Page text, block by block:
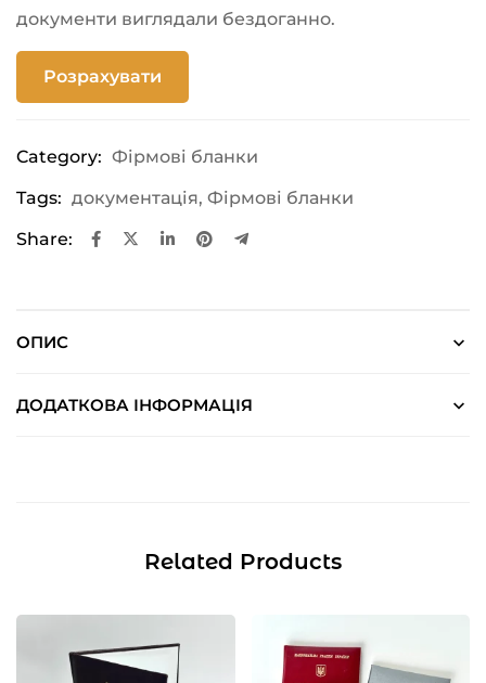
документи виглядали бездоганно.
Розрахувати
Category: Фірмові бланки
Tags: документація, Фірмові бланки
Share:
ОПИС
ДОДАТКОВА ІНФОРМАЦІЯ
Related Products